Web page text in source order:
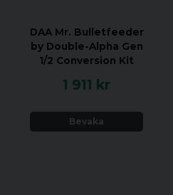
DAA Mr. Bulletfeeder
by Double-Alpha Gen
1/2 Conversion Kit
1 911 kr
Bevaka